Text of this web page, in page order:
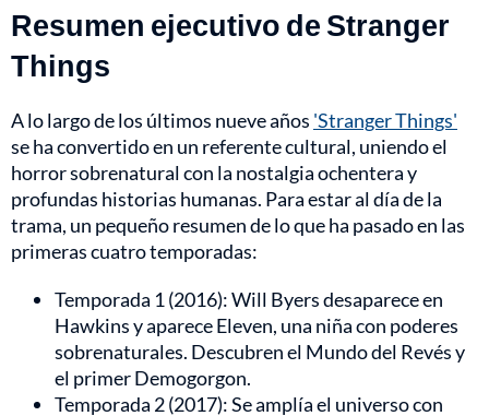
Resumen ejecutivo de Stranger
Things
A lo largo de los últimos nueve años 'Stranger Things'
se ha convertido en un referente cultural, uniendo el
horror sobrenatural con la nostalgia ochentera y
profundas historias humanas. Para estar al día de la
trama, un pequeño resumen de lo que ha pasado en las
primeras cuatro temporadas:
Temporada 1 (2016): Will Byers desaparece en
Hawkins y aparece Eleven, una niña con poderes
sobrenaturales. Descubren el Mundo del Revés y
el primer Demogorgon.
Temporada 2 (2017): Se amplía el universo con